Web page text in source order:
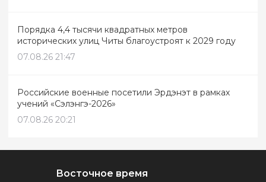
Порядка 4,4 тысячи квадратных метров
исторических улиц Читы благоустроят к 2029 году
07.08.26 21:47
Российские военные посетили Эрдэнэт в рамках
учений «Сэлэнгэ-2026»
07.08.26 20:21
Восточное время